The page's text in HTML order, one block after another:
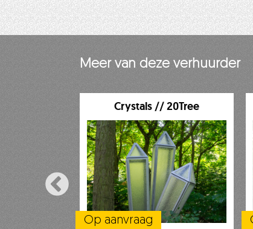
Meer van deze verhuurder
Crystals // 20Tree
Op aanvraag